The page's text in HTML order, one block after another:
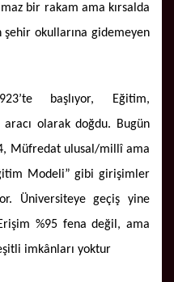
bir rakam ama kırsalda
şehir okullarına gidemeyen
başlıyor, Eğitim,
olarak doğdu. Bugün
Müfredat ulusal/millî ama
Modeli” gibi girişimler
Üniversiteye geçiş yine
%95 fena değil, ama
imkânları yoktur